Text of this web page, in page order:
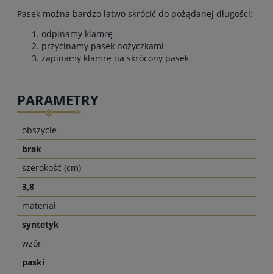
Pasek można bardzo łatwo skrócić do pożądanej długości:
odpinamy klamrę
przycinamy pasek nożyczkami
zapinamy klamrę na skrócony pasek
PARAMETRY
obszycie
brak
szerokość (cm)
3,8
materiał
syntetyk
wzór
paski